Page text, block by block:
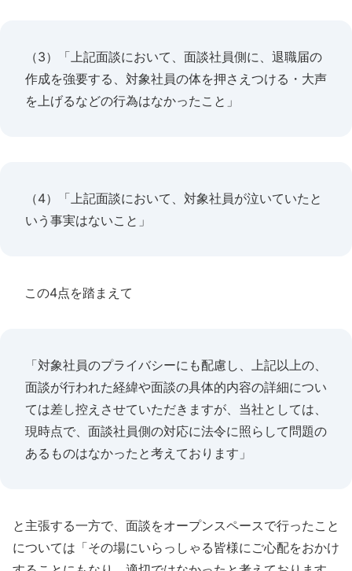
（3）「上記面談において、面談社員側に、退職届の
作成を強要する、対象社員の体を押さえつける・大声
を上げるなどの行為はなかったこと」
（4）「上記面談において、対象社員が泣いていたと
いう事実はないこと」
この4点を踏まえて
「対象社員のプライバシーにも配慮し、上記以上の、
面談が行われた経緯や面談の具体的内容の詳細につい
ては差し控えさせていただきますが、当社としては、
現時点で、面談社員側の対応に法令に照らして問題の
あるものはなかったと考えております」
と主張する一方で、面談をオープンスペースで行ったこと
については「その場にいらっしゃる皆様にご心配をおかけ